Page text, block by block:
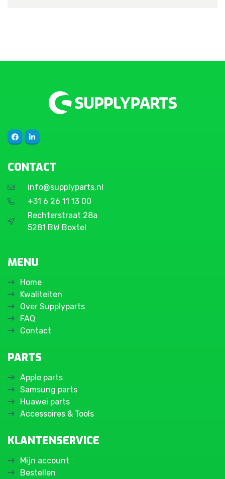
CONTACT
info@supplyparts.nl
+31 6 26 11 13 00
Rechterstraat 28a
5281 BW Boxtel
MENU
Home
Kwaliteiten
Over Supplyparts
FAQ
Contact
PARTS
Apple parts
Samsung parts
Huawei parts
Accessoires & Tools
KLANTENSERVICE
Mijn account
Bestellen